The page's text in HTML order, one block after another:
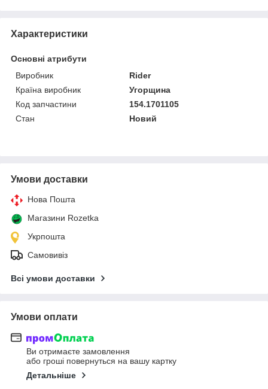
Характеристики
Основні атрибути
Виробник
Rider
Країна виробник
Угорщина
Код запчастини
154.1701105
Стан
Новий
Умови доставки
Нова Пошта
Магазини Rozetka
Укрпошта
Самовивіз
Всі умови доставки
Умови оплати
Ви отримаєте замовлення
або гроші повернуться на вашу картку
Детальніше